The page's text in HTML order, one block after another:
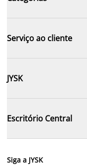
Serviço ao cliente
JYSK
Escritório Central
Siga a JYSK